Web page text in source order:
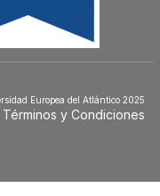
Europea del Atlántico 2025
Términos y Condiciones